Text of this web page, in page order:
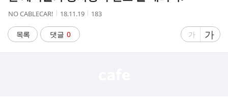
작
자
NO CABLECAR!
작
시
간
18.11.19
조
183
목록 댓글 0
글
가
글
자
가